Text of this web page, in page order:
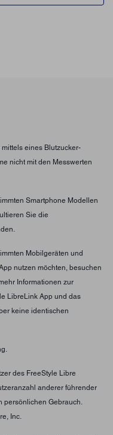
eines Blutzucker-
nicht mit den Messwerten
Smartphone Modellen
Sie die
Mobilgeräten und
nutzen möchten, besuchen
Informationen zur
LibreLink App und das
keine identischen
des FreeStyle Libre
anderer führender
persönlichen Gebrauch.
Inc.